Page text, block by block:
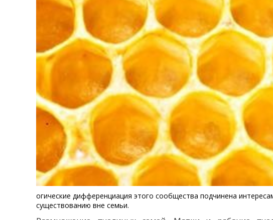
огические дифференциация этого сообщества подчинена
существованию вне семьи.